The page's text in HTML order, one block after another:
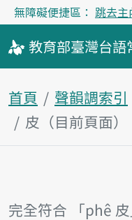
無障礙便捷區： 跳去主
教育部臺灣台語
首頁 聲韻調索引
皮（目前頁面）
完全符合 「phê